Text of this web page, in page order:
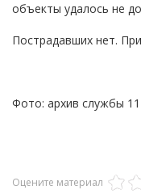
объекты удалось не
Пострадавших нет.
Фото: архив службы
Оцените материал